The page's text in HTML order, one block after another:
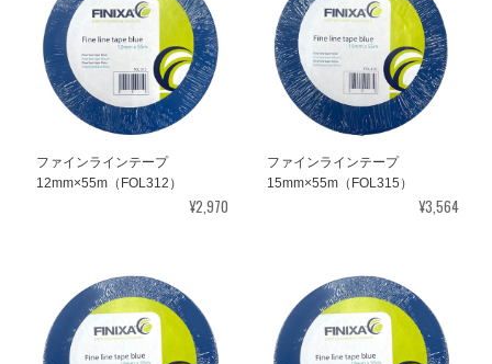
ファインラインテープ
12mm×55m（FOL312）
¥2,970
ファインラインテープ
15mm×55m（FOL315）
¥3,564